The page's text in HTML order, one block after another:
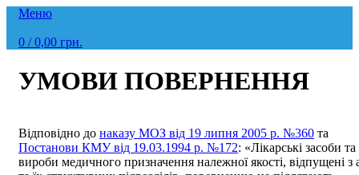
Меню
0 / 0,00 грн.
УМОВИ ПОВЕРНЕННЯ
Відповідно до наказу МОЗ від 19 липня 2005 р. №360 та
Постанови КМУ від 19.03.1994 р. №172: «Лікарські засоби та
вироби медичного призначення належної якості, відпущені з